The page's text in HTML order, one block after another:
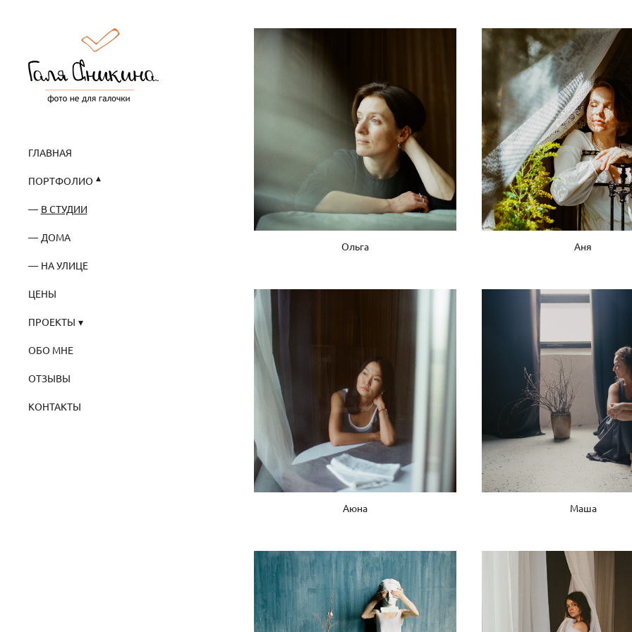
ГЛАВНАЯ
ПОРТФОЛИО
В СТУДИИ
ДОМА
НА УЛИЦЕ
ЦЕНЫ
ПРОЕКТЫ
ОБО МНЕ
ОТЗЫВЫ
КОНТАКТЫ
Ольга Аня
Аюна Маша